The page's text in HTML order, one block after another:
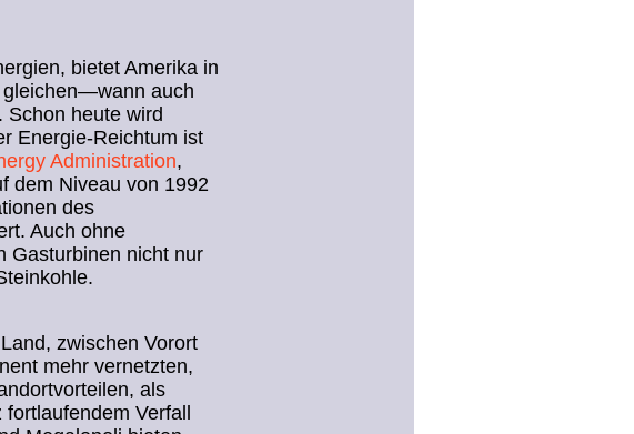
bietet Amerika in
gleichen—wann auch
Schon heute wird
Energie-Reichtum ist
Administration,
dem Niveau von 1992
des
Auch ohne
Gasturbinen nicht nur
zwischen Vorort
mehr vernetzten,
als
Verfall